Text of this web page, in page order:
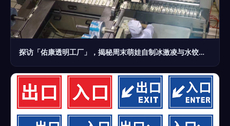
探访「佑康透明工厂」，揭秘周末萌娃自制冰激凌与水饺的奇妙冒险